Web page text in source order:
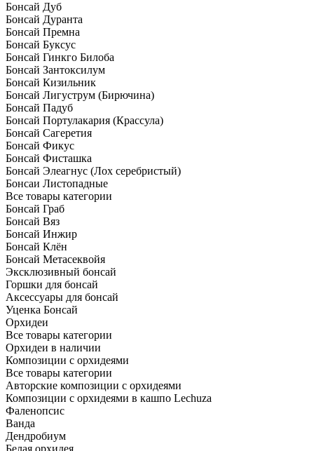
Бонсай Дуб
Бонсай Дуранта
Бонсай Премна
Бонсай Буксус
Бонсай Гинкго Билоба
Бонсай Зантоксилум
Бонсай Кизильник
Бонсай Лигуструм (Бирючина)
Бонсай Падуб
Бонсай Портулакария (Крассула)
Бонсай Сагеретия
Бонсай Фикус
Бонсай Фисташка
Бонсай Элеагнус (Лох серебристый)
Бонсаи Листопадные
Все товары категории
Бонсай Граб
Бонсай Вяз
Бонсай Инжир
Бонсай Клён
Бонсай Метасеквойя
Эксклюзивный бонсай
Горшки для бонсай
Аксессуары для бонсай
Уценка Бонсай
Орхидеи
Все товары категории
Орхидеи в наличии
Композиции с орхидеями
Все товары категории
Авторские композиции с орхидеями
Композиции с орхидеями в кашпо Lechuza
Фаленопсис
Ванда
Дендробиум